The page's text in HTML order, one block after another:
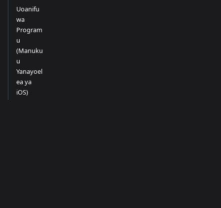
Uoanifu
wa
Program
u
(Manuku
u
Yanayoel
ea ya
iOS)